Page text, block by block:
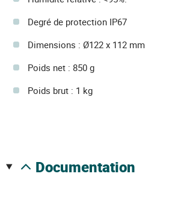
Degré de protection IP67
Dimensions : Ø122 x 112 mm
Poids net : 850 g
Poids brut : 1 kg
documentation